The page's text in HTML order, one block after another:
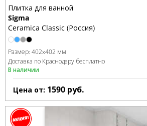
Плитка для ванной
Sigma
Ceramica Classic (Россия)
Размер: 402x402 мм
Доставка по Краснодару бесплатно
В наличии
Цена от: 1590 руб.